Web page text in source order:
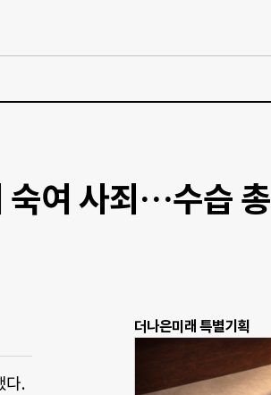
숙여 사죄…수습 총
다.
더나은미래 특별기획